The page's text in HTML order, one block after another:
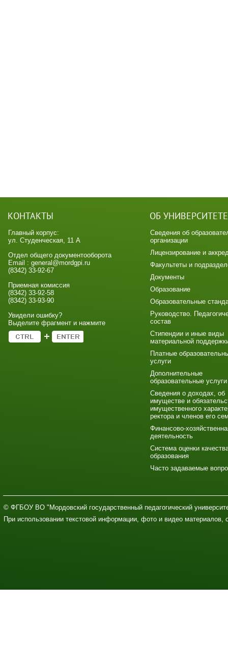
КОНТАКТЫ
Главный корпус:
ул. Студенческая, 11 А
Отдел общего документооборота
Email : general@mordgpi.ru
(8342) 33-92-67
Приемная комиссия
(8342) 33-92-58
(8342) 33-93-90
Увидели ошибку?
Выделите фрагмент и нажмите
ОБ УНИВЕРСИТЕТЕ
Сведения об
организации
Лицензирование и
Факультеты и
Документы
Образование
Образовательные
Руководство.
состав
Стипендии и иные виды
материальной
Платные
услуги
Дополнительные
образовательные услуги
Сведения о доходах, об
имуществе и
имущественного
ректора и членов его
Финансово-
деятельность
Система оценки
образования
Часто задаваемые
© ФГБОУ ВО "Мордовский государственный педагогический
При использовании текстовой информации, фото и видео материалов,